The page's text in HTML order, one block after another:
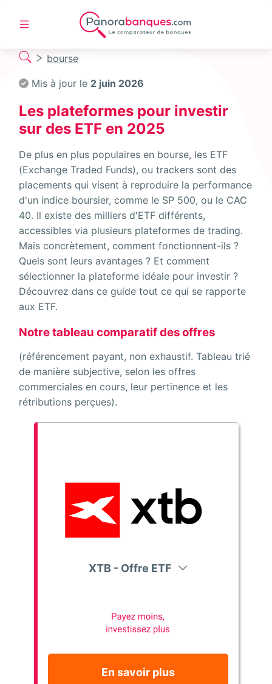
bourse
Mis à jour le 2 juin 2026
Les plateformes pour investir
sur des ETF en 2025
De plus en plus populaires en bourse, les ETF
(Exchange Traded Funds), ou trackers sont des
placements qui visent à reproduire la performance
d'un indice boursier, comme le SP 500, ou le CAC
40. Il existe des milliers d'ETF différents,
accessibles via plusieurs plateformes de trading.
Mais concrètement, comment fonctionnent-ils ?
Quels sont leurs avantages ? Et comment
sélectionner la plateforme idéale pour investir ?
Découvrez dans ce guide tout ce qui se rapporte
aux ETF.
Notre tableau comparatif des offres
(référencement payant, non exhaustif. Tableau trié
de manière subjective, selon les offres
commerciales en cours, leur pertinence et les
rétributions perçues).
XTB - Offre ETF
En savoir plus